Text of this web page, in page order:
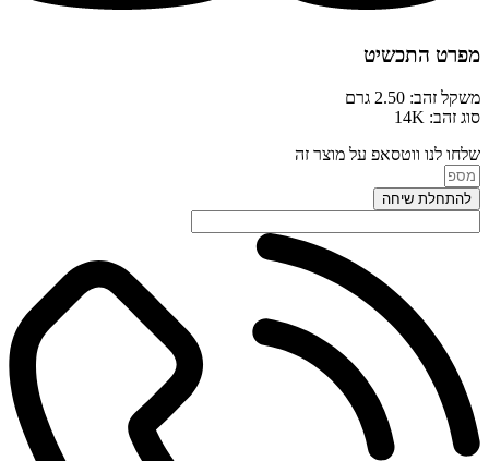
מפרט התכשיט
משקל זהב: 2.50 גרם
סוג זהב: 14K
שלחו לנו ווטסאפ על מוצר זה
להתחלת שיחה